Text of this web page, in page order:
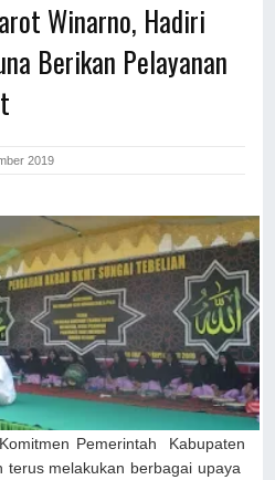
Winarno, Hadiri
Berikan Pelayanan
2019
Pemerintah Kabupaten
melakukan berbagai upaya